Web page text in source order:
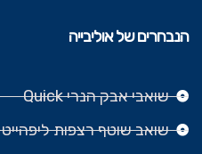
הנבחרים של אוליבייה
שואבי אבק הנרי Quick
שואב שוטף רצפות ליפהייט